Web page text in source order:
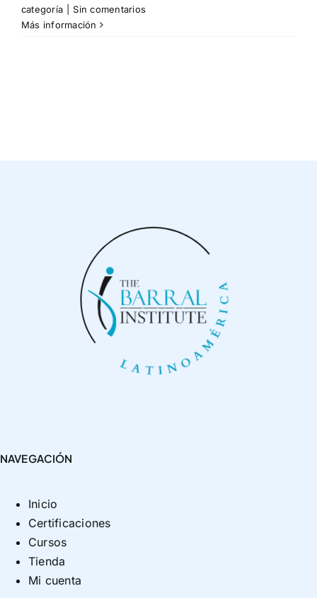
categoría
Sin comentarios
Más información
NAVEGACIÓN
Inicio
Certificaciones
Cursos
Tienda
Mi cuenta